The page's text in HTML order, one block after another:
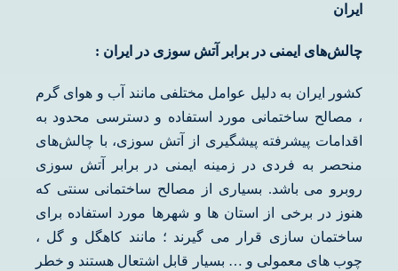
ایران
چالش‌های ایمنی در برابر آتش سوزی در ایران :
کشور ایران به دلیل عوامل مختلفی مانند آب و هوای گرم
، مصالح ساختمانی مورد استفاده و دسترسی محدود به
اقدامات پیشرفته پیشگیری از آتش سوزی، با چالش‌های
منحصر به فردی در زمینه ایمنی در برابر آتش سوزی
روبرو می باشد. بسیاری از مصالح ساختمانی سنتی که
هنوز در برخی از استان ها و شهرها مورد استفاده برای
ساختمان سازی قرار می گیرند ؛ مانند کاهگل و گل ،
چوب های معمولی و … بسیار قابل اشتعال هستند و خطر